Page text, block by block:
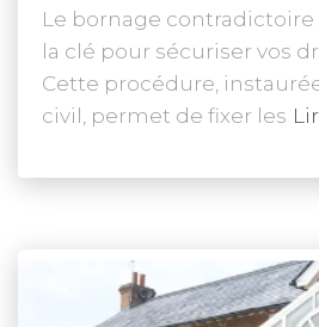
Le bornage
la clé pour sécuriser vos
Cette procédure,
civil, permet de fixer les